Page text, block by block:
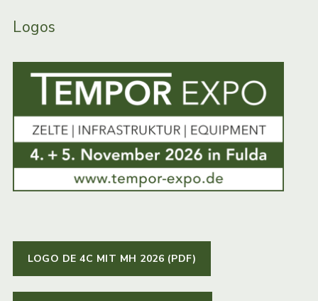
Logos
LOGO DE 4C MIT MH 2026 (PDF)